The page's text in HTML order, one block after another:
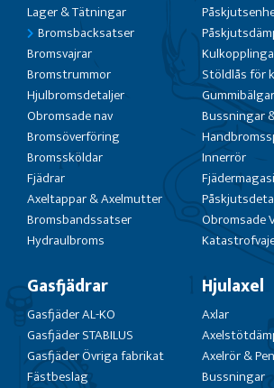
Lager & Tätningar
Bromsbacksatser
Bromsvajrar
Bromstrummor
Hjulbromsdetaljer
Obromsade nav
Bromsöverföring
Bromssköldar
Fjädrar
Axeltappar & Axelmutter
Bromsbandssatser
Hydraulbroms
Stöldlås för
Gummibälgar
Bussningar
Innerrör
Obromsade
Gasfjädrar
Gasfjäder AL-KO
Gasfjäder STABILUS
Gasfjäder Övriga fabrikat
Fästbeslag
Hjulaxel
Axlar
Axelrör &
Bussningar